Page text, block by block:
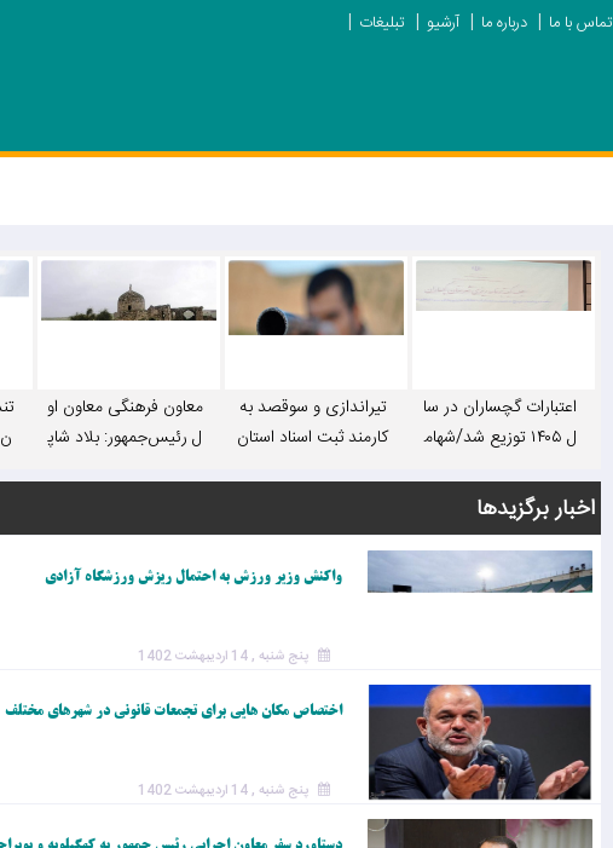
تماس با ما درباره ما آرشیو تبلیغات
اعتبارات گچساران در سا
ل ۱۴۰۵ توزیع شد/شهام
ستانی و استانی ارزیابی
می‌شود/ مهم‌ترین مشک
لات پروژه‌های عمرانی ا
ستان از دید سازمان برنا
کل: ریال‌به‌ریال اعتبارات گ
چساران را برای مدیران
شهرستانی تشریح کنید
تیراندازی و سوقصد به
کارمند ثبت اسناد استان
معاون فرهنگی معاون او
ل رئیس‌جمهور: بلاد شاپ
را دارد
اخبار برگزیدها
واکنش وزیر ورزش به احتمال ریزش ورزشگاه آزادی
پنج شنبه , 14 اردیبهشت 1402
اختصاص مکان هایی برای تجمعات قانونی در شهرهای مختلف
پنج شنبه , 14 اردیبهشت 1402